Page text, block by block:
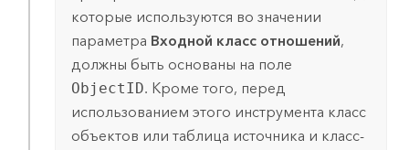
которые используются во значении
параметра Входной класс отношений,
должны быть основаны на поле
ObjectID. Кроме того, перед
использованием этого инструмента класс
объектов или таблица источника и класс-